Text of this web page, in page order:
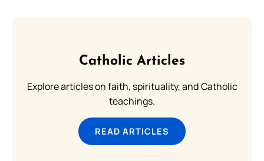
Catholic Articles
Explore articles on faith, spirituality, and Catholic
teachings.
READ ARTICLES